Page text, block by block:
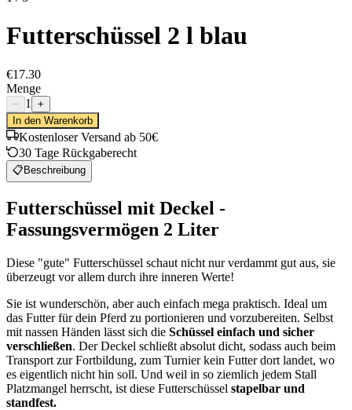
Futterschüssel 2 l blau
€17.30
Menge
− 1
+
In den Warenkorb
Kostenloser Versand ab 50€
30 Tage Rückgaberecht
📋 Beschreibung
Futterschüssel mit Deckel -
Fassungsvermögen 2 Liter
Diese "gute" Futterschüssel schaut nicht nur verdammt gut aus, sie
überzeugt vor allem durch ihre inneren Werte!
Sie ist wunderschön, aber auch einfach mega praktisch. Ideal um
das Futter für dein Pferd zu portionieren und vorzubereiten. Selbst
mit nassen Händen lässt sich die Schüssel einfach und sicher
verschließen. Der Deckel schließt absolut dicht, sodass auch beim
Transport zur Fortbildung, zum Turnier kein Futter dort landet, wo
es eigentlich nicht hin soll. Und weil in so ziemlich jedem Stall
Platzmangel herrscht, ist diese Futterschüssel stapelbar und
standfest.